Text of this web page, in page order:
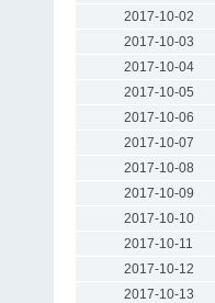
2017-10-02
2017-10-03
2017-10-04
2017-10-05
2017-10-06
2017-10-07
2017-10-08
2017-10-09
2017-10-10
2017-10-11
2017-10-12
2017-10-13